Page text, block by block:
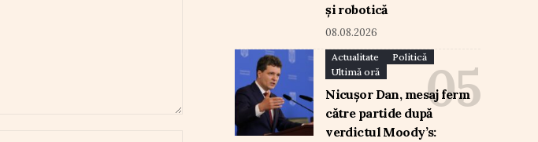
și robotică
08.08.2026
Actualitate
Politică
Ultimă oră
Nicușor Dan, mesaj ferm
către partide după
verdictul Moody’s: